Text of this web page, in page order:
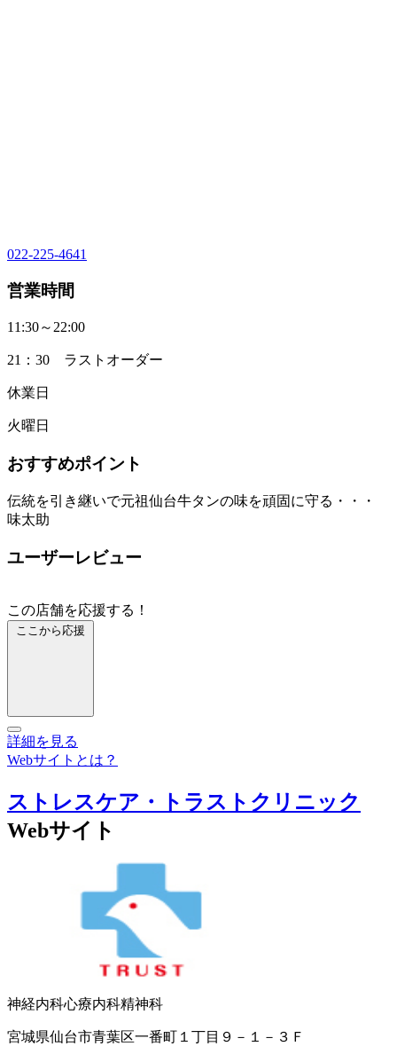
022-225-4641
営業時間
11:30～22:00
21：30 ラストオーダー
休業日
火曜日
おすすめポイント
伝統を引き継いで元祖仙台牛タンの味を頑固に守る・・・
味太助
ユーザーレビュー
この店舗を応援する！
ここから応援
詳細を見る
Webサイトとは？
ストレスケア・トラストクリニック
Webサイト
神経内科心療内科精神科
宮城県仙台市青葉区一番町１丁目９－１－３Ｆ